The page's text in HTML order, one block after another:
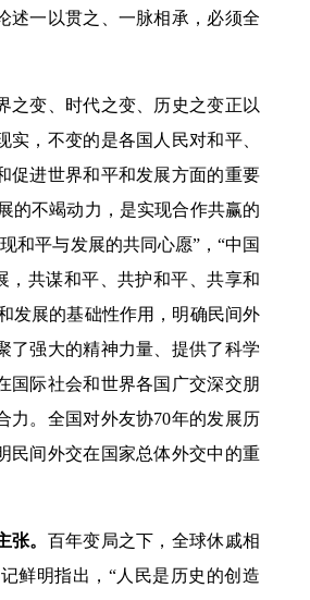
述一以贯之、一脉相承，必须全
之变、时代之变、历史之变正以
，不变的是各国人民对和平、
促进世界和平和发展方面的重要
的不竭动力，是实现合作共赢的
和平与发展的共同心愿”，“中国
，共谋和平、共护和平、共享和
发展的基础性作用，明确民间外
了强大的精神力量、提供了科学
国际社会和世界各国广交深交朋
力。全国对外友协70年的发展历
民间外交在国家总体外交中的重
。 百年变局之下，全球休戚相
鲜明指出，“人民是历史的创造